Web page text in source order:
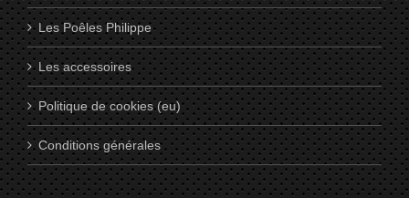
Les Poêles Philippe
Les accessoires
Politique de cookies (eu)
Conditions générales